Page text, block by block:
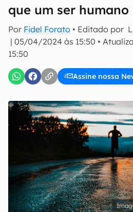
que um ser humano
Por Fidel Forato • Editado por
| 05/04/2024 às 15:50 •
15:50
Assine nossa
E-mail
Confirmo que li, aceito e